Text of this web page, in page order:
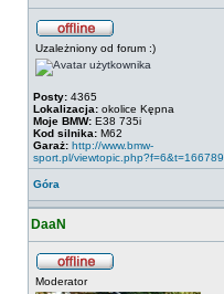
Uzależniony od forum :)
Posty: 4365
Lokalizacja: okolice Kępna
Moje BMW: E38 735i
Kod silnika: M62
Garaż: http://www.bmw-
sport.pl/viewtopic.php?f=6&t=166789
Góra
DaaN
Moderator